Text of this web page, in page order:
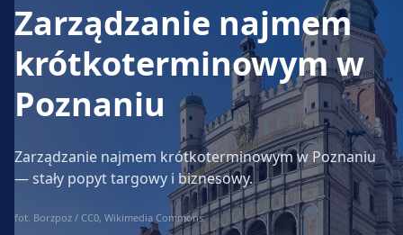
Zarządzanie najmem
krótkoterminowymw
Poznaniu
Zarządzanie najmem krótkoterminowym w Poznaniu
— stały popyt targowy i biznesowy.
fot. Borzpoz / CC0, Wikimedia Commons